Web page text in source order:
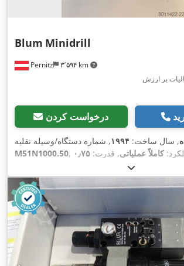
Pernitz ۳٬۵۹۴ km
Blum Minidrill
بر ارزش
درخواست کردن
, سال ساخت: ۱۹۹۴
M51N1000.50
کاملاً عملیاتی, قدرت: ۰٫۷۵
کیلووات (۱٫۰۲ اسب بخار)
هرتز,